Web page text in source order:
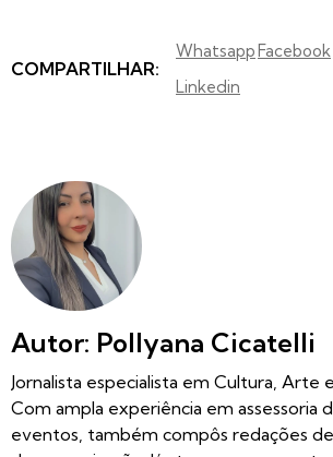
COMPARTILHAR:
WhatsappFacebook
Linkedin
Autor: Pollyana Cicatelli
Jornalista especialista em Cultura, Arte
Com ampla experiência em assessoria
eventos, também compôs redações